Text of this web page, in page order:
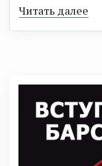
Читать далее